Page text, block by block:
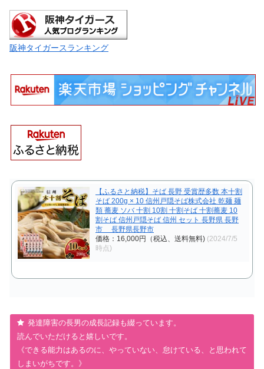
阪神タイガースランキング
【ふるさと納税】そば 長野 受賞歴多数 本十割
そば 200g × 10 信州戸隠そば株式会社 乾麺 麺
類 蕎麦 ソバ 十割 10割 十割そば 十割蕎麦 10
割そば 信州戸隠そば 信州 セット 長野県 長野
市 長野県長野市
価格：16,000円（税込、送料無料) (2024/7/5
時点)
発達障害の長男の成長記録も綴っています。
読んでいただけると嬉しいです。
《できる能力はあるのに、やっていない、怠けている、と思われて
しまいがちです。》